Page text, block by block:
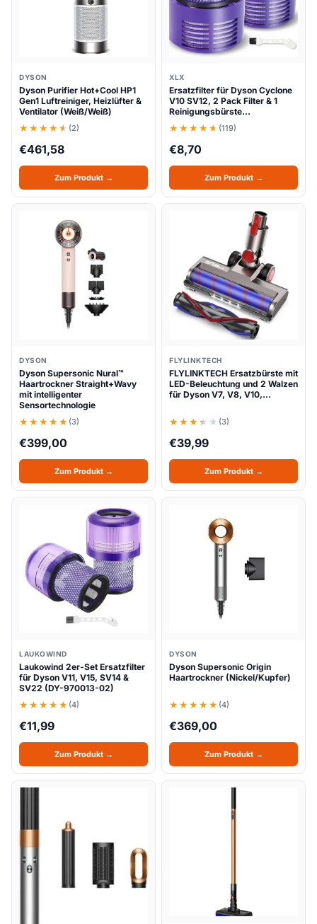
DYSON
Dyson Purifier Hot+Cool HP1
Gen1 Luftreiniger, Heizlüfter &
Ventilator (Weiß/Weiß)
(2)
€461,58
Zum Produkt →
XLX
Ersatzfilter für Dyson Cyclone
V10 SV12, 2 Pack Filter & 1
Reinigungsbürste…
(119)
€8,70
Zum Produkt →
DYSON
Dyson Supersonic Nural™
Haartrockner Straight+Wavy
mit intelligenter
Sensortechnologie
(3)
€399,00
Zum Produkt →
FLYLINKTECH
FLYLINKTECH Ersatzbürste mit
LED-Beleuchtung und 2 Walzen
für Dyson V7, V8, V10,…
(3)
€39,99
Zum Produkt →
LAUKOWIND
Laukowind 2er-Set Ersatzfilter
für Dyson V11, V15, SV14 &
SV22 (DY-970013-02)
(4)
€11,99
Zum Produkt →
DYSON
Dyson Supersonic Origin
Haartrockner (Nickel/Kupfer)
(4)
€369,00
Zum Produkt →